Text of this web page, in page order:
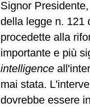
Signor
della legge n. 121
procedette alla
importante e più
intelligence
mai stata.
dovrebbe essere